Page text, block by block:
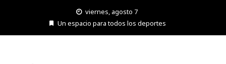
viernes, agosto 7
Un espacio para todos los deportes